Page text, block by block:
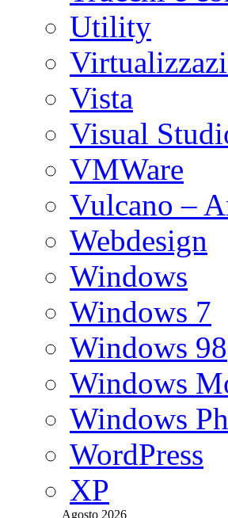
Utility
Vista
Visual
VMWare
Vulcano –
Webdesign
Windows
Windows 7
Windows 98
Windows
Windows
WordPress
XP
Agosto 2026